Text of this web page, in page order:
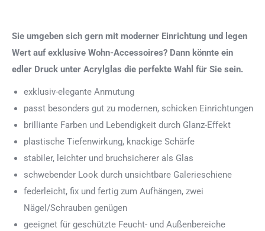
Sie umgeben sich gern mit moderner Einrichtung und legen
Wert auf exklusive Wohn-Accessoires? Dann könnte ein
edler Druck unter Acrylglas die perfekte Wahl für Sie sein.
exklusiv-elegante Anmutung
passt besonders gut zu modernen, schicken Einrichtungen
brilliante Farben und Lebendigkeit durch Glanz-Effekt
plastische Tiefenwirkung, knackige Schärfe
stabiler, leichter und bruchsicherer als Glas
schwebender Look durch unsichtbare Galerieschiene
federleicht, fix und fertig zum Aufhängen, zwei
Nägel/Schrauben genügen
geeignet für geschützte Feucht- und Außenbereiche